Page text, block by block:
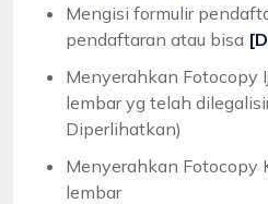
Mengisi formulir
pendaftaran atau bisa
Menyerahkan Fotocopy
lembar yg telah
Diperlihatkan)
Menyerahkan Fotocopy
lembar